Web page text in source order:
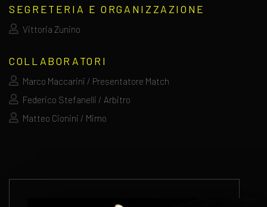
SEGRETERIA E ORGANIZZAZIONE
Vittoria Zunino
COLLABORATORI
Marco Maccarini / Presentatore Match
Federico Stefanelli / Arbitro
Matteo Cionini / Mimo